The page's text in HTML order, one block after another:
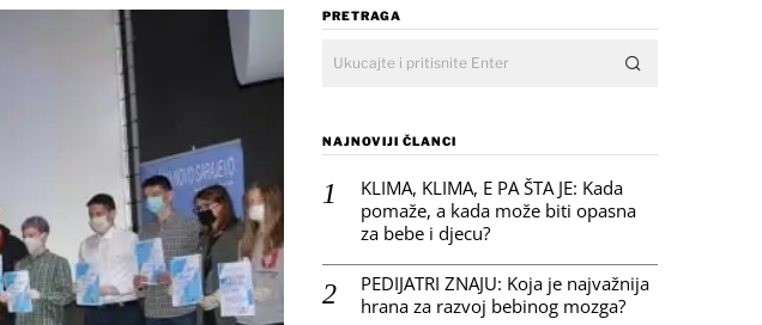
PRETRAGA
NAJNOVIJI ČLANCI
KLIMA, KLIMA, E PA ŠTA JE: Kada
pomaže, a kada može biti opasna
za bebe i djecu?
PEDIJATRI ZNAJU: Koja je najvažnija
hrana za razvoj bebinog mozga?